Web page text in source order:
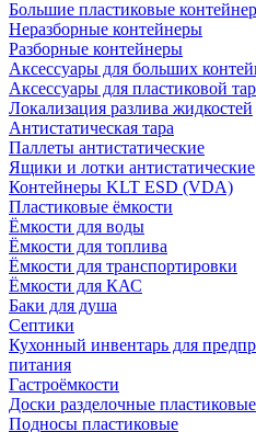
Большие пластиковые
Неразборные контейнеры
Разборные контейнеры
Аксессуары для больших
Аксессуары для пластиковой
Локализация разлива жидкостей
Антистатическая тара
Паллеты антистатические
Ящики и лотки антистатические
Контейнеры KLT ESD (VDA)
Пластиковые ёмкости
Ёмкости для воды
Ёмкости для топлива
Ёмкости для транспортировки
Ёмкости для КАС
Баки для душа
Септики
Кухонный инвентарь для
питания
Гастроёмкости
Доски разделочные пластиковые
Подносы пластиковые